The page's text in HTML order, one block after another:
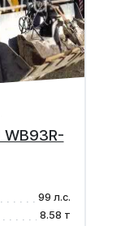
WB93R-
99 л.с.
8.58 т